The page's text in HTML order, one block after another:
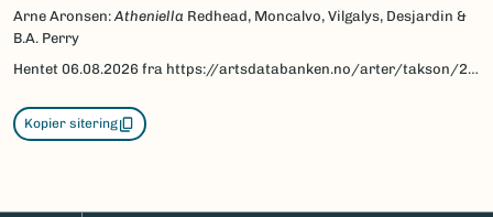
Arne Aronsen:Atheniella Redhead, Moncalvo, Vilgalys, Desjardin &
B.A. Perry
Hentet 06.08.2026 fra https://artsdatabanken.no/arter/takson/209403/beskrivelse
Kopier sitering